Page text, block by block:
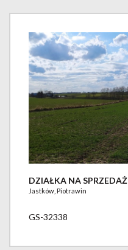
DZIAŁKA NA SPRZEDAŻ
Jastków, Piotrawin
GS-32338